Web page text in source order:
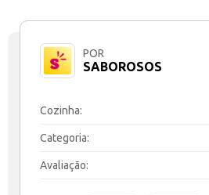
POR
SABOROSOS
Cozinha:
Categoria:
Avaliação: